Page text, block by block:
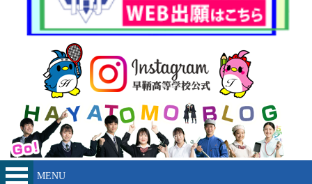
MENU